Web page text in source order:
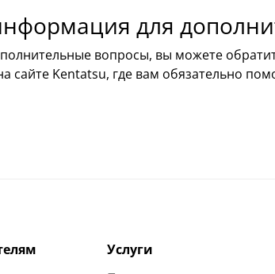
для
вопросы, вы можете
сайте Kentatsu, где вам обязательно
Услуги